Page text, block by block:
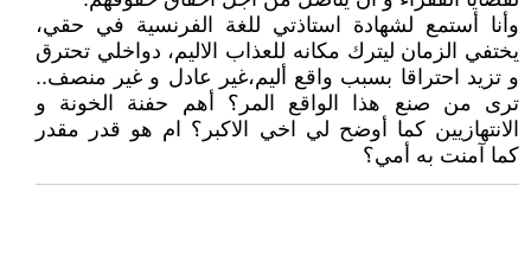
وأنا أستمع لشهادة استاذتي للغة الفرنسية في حقي،
يختفي الزمان ليترك مكانه للعذاب الاليم، دواخلي تحترق
و تزيد احتراقا بسبب واقع أليم،غير عادل و غير منصف..
ترى من صنع هذا الواقع المر؟ أهم حفنة الخونة و
الانتهازيين كما أوضح لي اخي الاكبر؟ ام هو قدر مقدر
كما آمنت به أمي؟